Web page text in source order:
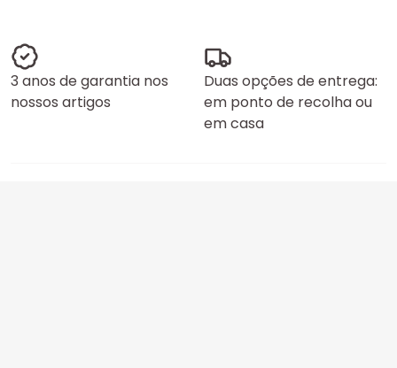
3 anos de garantia nos
nossos artigos
Duas opções de entrega:
em ponto de recolha ou
em casa